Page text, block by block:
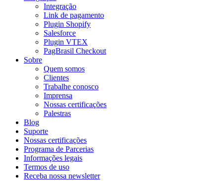
Integração
Link de pagamento
Plugin Shopify
Salesforce
Plugin VTEX
PagBrasil Checkout
Sobre
Quem somos
Clientes
Trabalhe conosco
Imprensa
Nossas certificações
Palestras
Blog
Suporte
Nossas certificações
Programa de Parcerias
Informações legais
Termos de uso
Receba nossa newsletter